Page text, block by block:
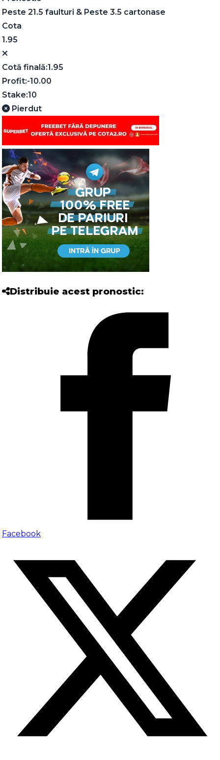
Peste 21.5 faulturi & Peste 3.5 cartonase
Cota
1.95
Cotă finală:1.95
Profit:-10.00
Stake:10
Pierdut
Distribuie acest pronostic:
Facebook